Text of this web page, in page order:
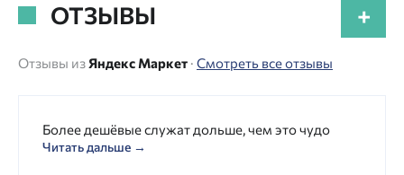
ОТЗЫВЫ +
Отзывы из Яндекс Маркет · Смотреть все отзывы
Более дешёвые служат дольше, чем это чудо
Читать дальше →